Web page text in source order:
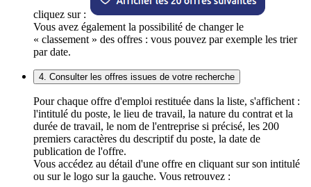
cliquez sur :
Vous avez également la possibilité de changer le
« classement » des offres : vous pouvez par exemple les trier
par date.
4. Consulter les offres issues de votre recherche
Pour chaque offre d'emploi restituée dans la liste, s'affichent :
l'intitulé du poste, le lieu de travail, la nature du contrat et la
durée de travail, le nom de l'entreprise si précisé, les 200
premiers caractères du descriptif du poste, la date de
publication de l'offre.
Vous accédez au détail d'une offre en cliquant sur son intitulé
ou sur le logo sur la gauche. Vous retrouvez :